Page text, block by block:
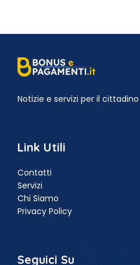
Notizie e servizi per il cittadino
Link Utili
Contatti
Servizi
Chi Siamo
Privacy Policy
Seguici Su